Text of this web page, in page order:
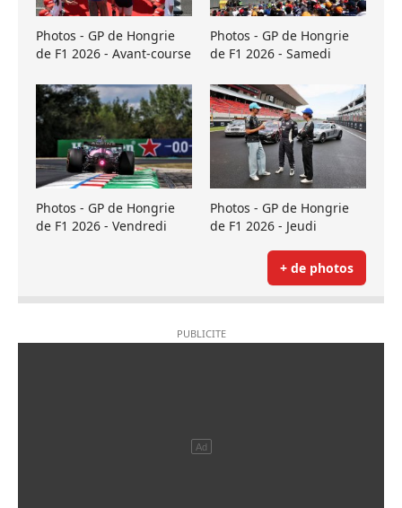
Photos - GP de Hongrie
de F1 2026 - Avant-course
Photos - GP de Hongrie
de F1 2026 - Samedi
Photos - GP de Hongrie
de F1 2026 - Vendredi
Photos - GP de Hongrie
de F1 2026 - Jeudi
+ de photos